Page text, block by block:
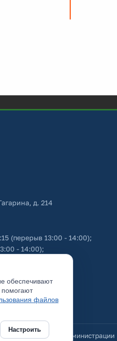
д. 214
(перерыв 13:00 - 14:00);
- 14:00);
данных
официальный сайт администрации
обеспечивают
помогают
файлов
Настроить